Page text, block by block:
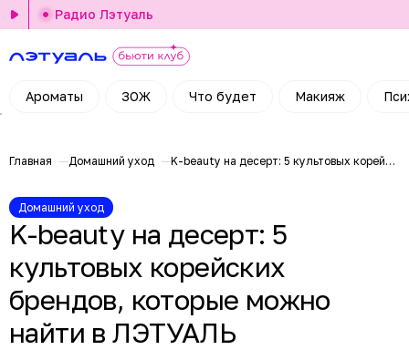
Ароматы ЗОЖ Что будет Макияж
Радио Лэтуаль
Главная Домашний уход K-beauty на десерт: 5 культовых корейских брендов, которые можно найти в ЛЭТУАЛЬ
Домашний уход
K-beauty на десерт: 5
культовых корейских
брендов, которые можно
найти в ЛЭТУАЛЬ